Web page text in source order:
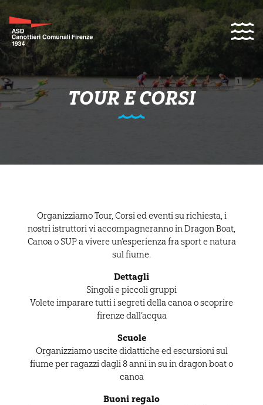
TOUR E CORSI
Organizziamo Tour, Corsi ed eventi su richiesta, i
nostri istruttori vi accompagneranno in Dragon Boat,
Canoa o SUP a vivere un’esperienza fra sport e natura
sul fiume.
Dettagli
Singoli e piccoli gruppi
Volete imparare tutti i segreti della canoa o scoprire
firenze dall’acqua
Scuole
Organizziamo uscite didattiche ed escursioni sul
fiume per ragazzi dagli 8 anni in su in dragon boat o
canoa
Buoni regalo